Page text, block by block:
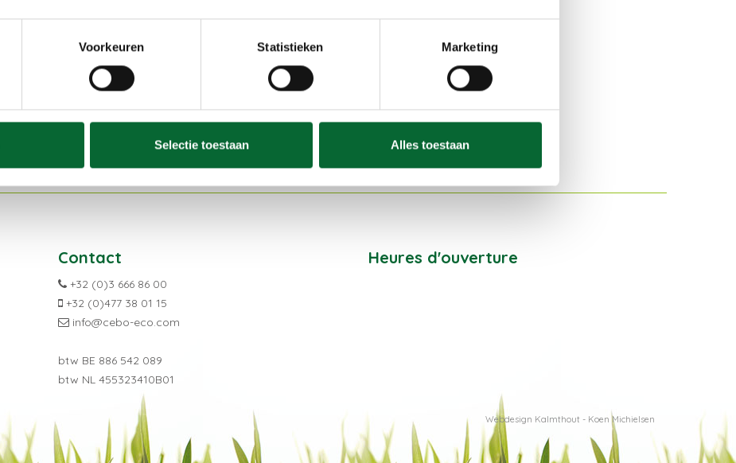
Voorkeuren Statistieken Marketing
Selectie toestaan Alles toestaan
Contact
+32 (0)3 666 86 00
+32 (0)477 38 01 15
info@cebo-eco.com
btw BE 886 542 089
btw NL 455323410B01
Heures d'ouverture
Webdesign Kalmthout - Koen Michielsen